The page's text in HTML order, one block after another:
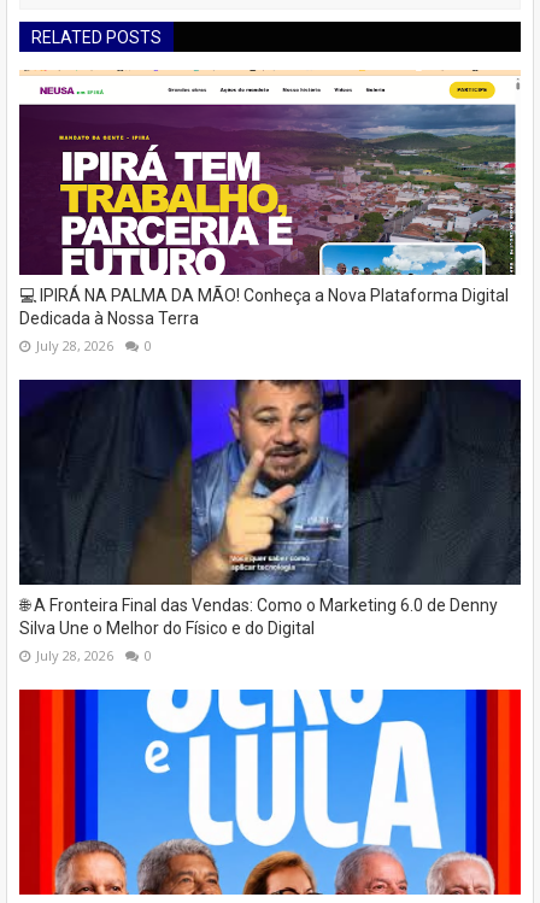
RELATED POSTS
💻 IPIRÁ NA PALMA DA MÃO! Conheça a Nova Plataforma Digital
Dedicada à Nossa Terra
July 28, 2026 0
🌐 A Fronteira Final das Vendas: Como o Marketing 6.0 de Denny
Silva Une o Melhor do Físico e do Digital
July 28, 2026 0